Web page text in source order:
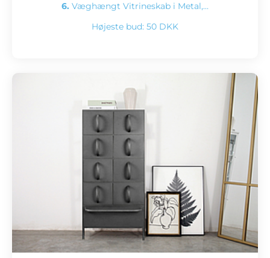
6. Væghængt Vitrineskab i Metal,…
Højeste bud: 50 DKK